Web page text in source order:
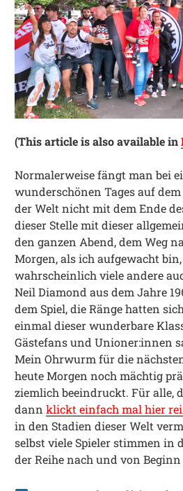
(This article is also available in
Normalerweise fängt man bei
wunderschönen Tages auf
der Welt nicht mit dem Ende
dieser Stelle mit dieser
den ganzen Abend, dem Weg
Morgen, als ich aufgewacht
wahrscheinlich viele andere
Neil Diamond aus dem Jahre
dem Spiel, die Ränge hatten
einmal dieser wunderbare
Gästefans und Unioner:innen
Mein Ohrwurm für die
heute Morgen noch mächtig
ziemlich beeindruckt. Für alle,
dann klickt einfach mal hier
in den Stadien dieser Welt
selbst viele Spieler stimmen in
der Reihe nach und von Beginn